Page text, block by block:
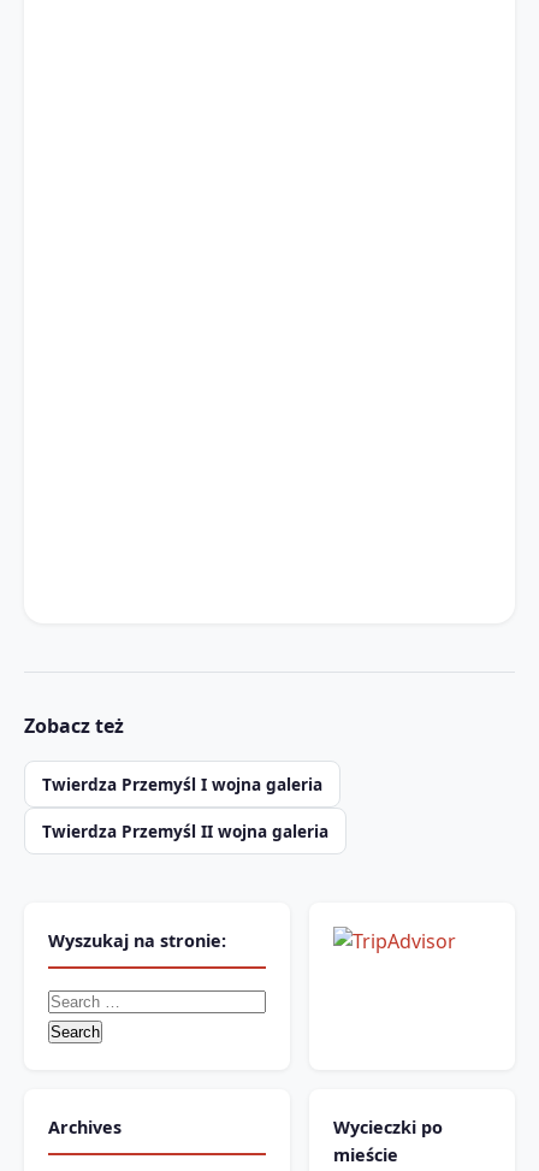
Zobacz też
Twierdza Przemyśl I wojna galeria
Twierdza Przemyśl II wojna galeria
Wyszukaj na stronie:
Search
for:
Archives
Wycieczki po
mieście